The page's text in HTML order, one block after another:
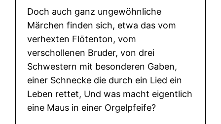
u
s
d
e
m
R
e
i
Doch auch ganz ungewöhnliche
Märchen finden sich, etwa das vom
verhexten Flötenton, vom
verschollenen Bruder, von drei
Schwestern mit besonderen Gaben,
einer Schnecke die durch ein Lied ein
Leben rettet, Und was macht eigentlich
eine Maus in einer Orgelpfeife?